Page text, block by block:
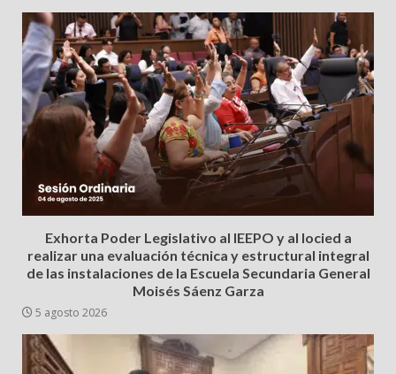
Exhorta Poder Legislativo al IEEPO y al Iocied a
realizar una evaluación técnica y estructural integral
de las instalaciones de la Escuela Secundaria General
Moisés Sáenz Garza
5 agosto 2026